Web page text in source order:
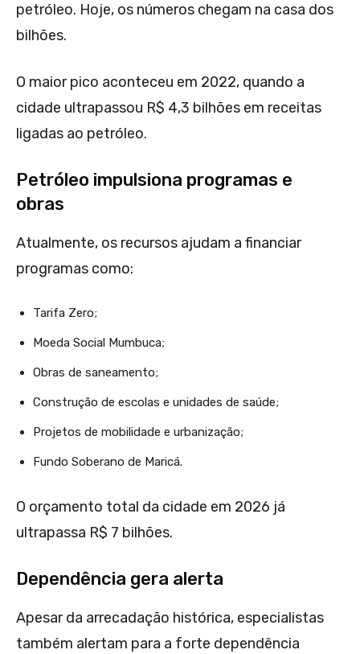
petróleo. Hoje, os números chegam na casa dos
bilhões.
O maior pico aconteceu em 2022, quando a
cidade ultrapassou R$ 4,3 bilhões em receitas
ligadas ao petróleo.
Petróleo impulsiona programas e
obras
Atualmente, os recursos ajudam a financiar
programas como:
Tarifa Zero;
Moeda Social Mumbuca;
Obras de saneamento;
Construção de escolas e unidades de saúde;
Projetos de mobilidade e urbanização;
Fundo Soberano de Maricá.
O orçamento total da cidade em 2026 já
ultrapassa R$ 7 bilhões.
Dependência gera alerta
Apesar da arrecadação histórica, especialistas
também alertam para a forte dependência